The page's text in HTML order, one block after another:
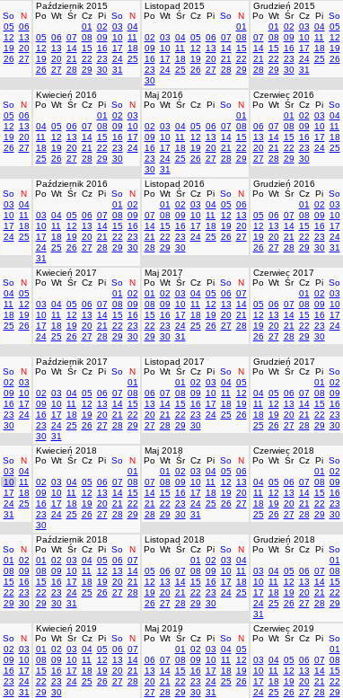
So
N
05 06
12
13
19 20
26 27
Październik 2015
Po Wt Śr Cz Pi So
N
01
02 03 04
05 06 07 08 09 10 11
12
13 14 15 16 17
18
19 20 21 22 23 24 25
26 27 28 29 30 31
Listopad 2015
Po Wt Śr Cz Pi So
N
01
02 03 04 05 06 07 08
09
10 11 12 13 14 15
16
17 18 19 20 21
22
23 24 25 26 27 28 29
30
Grudzień 2015
Po Wt Śr Cz Pi So
01
02 03 04 05
07 08 09 10 11 12
14 15 16 17 18 19
21
22 23 24 25 26
28 29 30 31
So
N
05 06
12
13
19 20
26 27
Kwiecień 2016
Po Wt Śr Cz Pi So
N
01
02 03
04 05 06 07 08 09
10
11
12 13 14 15 16
17
18
19 20 21 22 23 24
25 26 27 28 29 30
Maj 2016
Po Wt Śr Cz Pi So
N
01
02 03 04 05 06 07 08
09
10 11 12 13 14 15
16
17 18 19 20 21
22
23 24 25 26 27 28 29
30 31
Czerwiec 2016
Po Wt Śr Cz Pi So
01
02 03 04
06 07 08 09 10 11
13
14 15 16 17 18
20 21 22 23 24 25
27 28 29 30
So
N
03 04
10 11
17
18
24 25
Październik 2016
Po Wt Śr Cz Pi So
N
01
02
03 04 05 06 07 08 09
10 11 12 13 14 15 16
17
18 19 20 21 22 23
24 25 26 27 28 29 30
31
Listopad 2016
Po Wt Śr Cz Pi So
N
01
02 03 04 05 06
07 08 09 10 11 12
13
14 15 16 17 18 19 20
21
22 23 24 25 26 27
28 29 30
Grudzień 2016
Po Wt Śr Cz Pi So
01
02 03
05 06 07 08 09 10
12
13 14 15 16 17
19 20 21 22 23 24
26 27 28 29 30 31
So
N
04 05
11
12
18
19
25 26
Kwiecień 2017
Po Wt Śr Cz Pi So
N
01
02
03 04 05 06 07 08 09
10 11 12 13 14 15 16
17
18 19 20 21 22 23
24 25 26 27 28 29 30
Maj 2017
Po Wt Śr Cz Pi So
N
01
02 03 04 05 06 07
08 09 10 11 12 13
14
15 16 17 18 19 20 21
22 23 24 25 26 27 28
29 30 31
Czerwiec 2017
Po Wt Śr Cz Pi So
01
02 03
05 06 07 08 09 10
12
13 14 15 16 17
19 20 21 22 23 24
26 27 28 29 30
So
N
02 03
09
10
16
17
23 24
30
Październik 2017
Po Wt Śr Cz Pi So
N
01
02 03 04 05 06 07 08
09
10 11 12 13 14 15
16
17 18 19 20 21
22
23 24 25 26 27 28 29
30 31
Listopad 2017
Po Wt Śr Cz Pi So
N
01
02 03 04 05
06 07 08 09 10 11
12
13
14 15 16 17 18
19
20 21 22 23 24 25 26
27 28 29 30
Grudzień 2017
Po Wt Śr Cz Pi So
01
02
04 05 06 07 08 09
11
12 13 14 15 16
18
19 20 21 22 23
25 26 27 28 29 30
So
N
03 04
10 11
17
18
24 25
31
Kwiecień 2018
Po Wt Śr Cz Pi So
N
01
02 03 04 05 06 07 08
09
10 11 12 13 14 15
16
17 18 19 20 21
22
23 24 25 26 27 28 29
30
Maj 2018
Po Wt Śr Cz Pi So
N
01
02 03 04 05 06
07 08 09 10 11 12
13
14 15 16 17 18 19 20
21
22 23 24 25 26 27
28 29 30 31
Czerwiec 2018
Po Wt Śr Cz Pi So
01
02
04 05 06 07 08 09
11
12 13 14 15 16
18
19 20 21 22 23
25 26 27 28 29 30
So
N
01
02
08 09
15 16
22 23
29 30
Październik 2018
Po Wt Śr Cz Pi So
N
01
02 03 04 05 06 07
08 09 10 11 12 13
14
15 16 17 18 19 20 21
22 23 24 25 26 27 28
29 30 31
Listopad 2018
Po Wt Śr Cz Pi So
N
01
02 03 04
05 06 07 08 09 10 11
12
13 14 15 16 17
18
19 20 21 22 23 24 25
26 27 28 29 30
Grudzień 2018
Po Wt Śr Cz Pi So
01
03 04 05 06 07 08
10 11 12 13 14 15
17
18 19 20 21 22
24 25 26 27 28 29
31
So
N
02 03
09
10
16
17
23 24
30 31
Kwiecień 2019
Po Wt Śr Cz Pi So
N
01
02 03 04 05 06 07
08 09 10 11 12 13
14
15 16 17 18 19 20 21
22 23 24 25 26 27 28
29 30
Maj 2019
Po Wt Śr Cz Pi So
N
01
02 03 04 05
06 07 08 09 10 11
12
13
14 15 16 17 18
19
20 21 22 23 24 25 26
27 28 29 30 31
Czerwiec 2019
Po Wt Śr Cz Pi So
01
03 04 05 06 07 08
10 11 12 13 14 15
17
18 19 20 21 22
24 25 26 27 28 29